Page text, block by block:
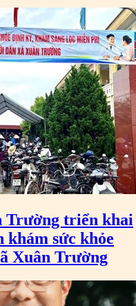
Trường triển khai
khám sức khỏe
Xuân Trường